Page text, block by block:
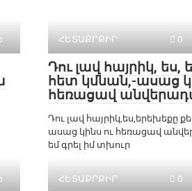
ՀԵՏԱՔՐՔԻՐ 0
Դու լավ հայրիկ, ես,
հետ կմնան,-ասաց
հեռացավ
Դու լավ հայրիկ,ես,երեխեքը
ասաց կինս ու հեռացավ
եմ գրել իմ տխուր
ՀԵՏԱՔՐՔԻՐ 0